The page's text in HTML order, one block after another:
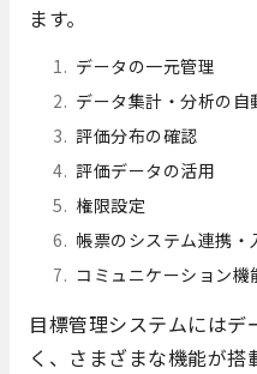
ます。
データの一元管理
データ集計・分析の自
評価分布の確認
評価データの活用
権限設定
帳票のシステム連携・
コミュニケーション機
目標管理システムには
く、さまざまな機能が